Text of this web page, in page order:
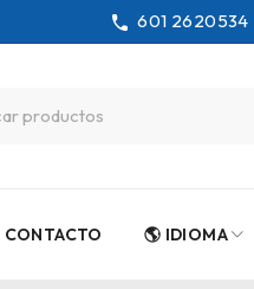
601 2620534
CONTACTO 🌎 IDIOMA